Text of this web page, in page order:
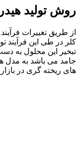
روش تولید
از طریق تغییرات
کلر در طی این فرآیند
تبخیر این محلول به
جامد می باشد به مدل
های ریخته گری در